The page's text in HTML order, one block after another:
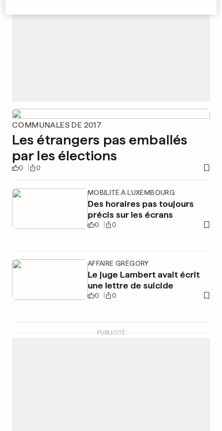
COMMUNALES DE 2017
Les étrangers pas emballés
par les élections
0 0
MOBILITÉ À LUXEMBOURG
Des horaires pas toujours
précis sur les écrans
0 0
AFFAIRE GRÉGORY
Le juge Lambert avait écrit
une lettre de suicide
0 0
PUBLICITÉ